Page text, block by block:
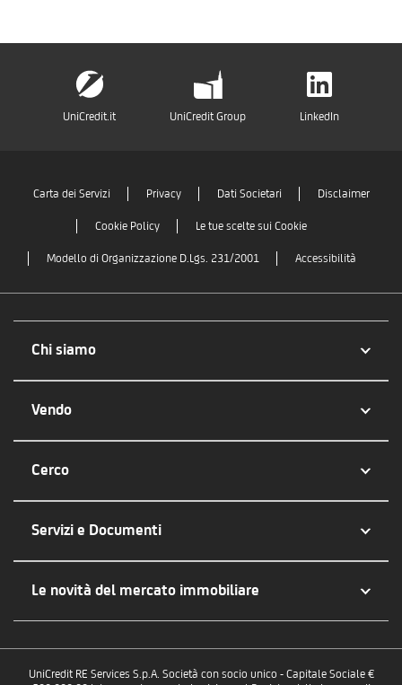
UniCredit.it UniCredit Group LinkedIn
Carta dei Servizi Privacy Dati Societari Disclaimer
Cookie Policy Le tue scelte sui Cookie
Modello di Organizzazione D.Lgs. 231/2001 Accessibilità
Chi siamo
Vendo
Cerco
Servizi e Documenti
Le novità del mercato immobiliare
UniCredit RE Services S.p.A. Società con socio unico - Capitale Sociale €